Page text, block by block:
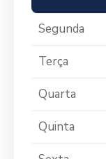
Segunda
Terça
Quarta
Quinta